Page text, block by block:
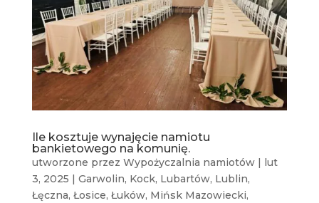
Ile kosztuje wynajęcie namiotu
bankietowego na komunię.
utworzone przez Wypożyczalnia namiotów| lut
3, 2025 | Garwolin, Kock, Lubartów, Lublin,
Łęczna, Łosice, Łuków, Mińsk Mazowiecki,